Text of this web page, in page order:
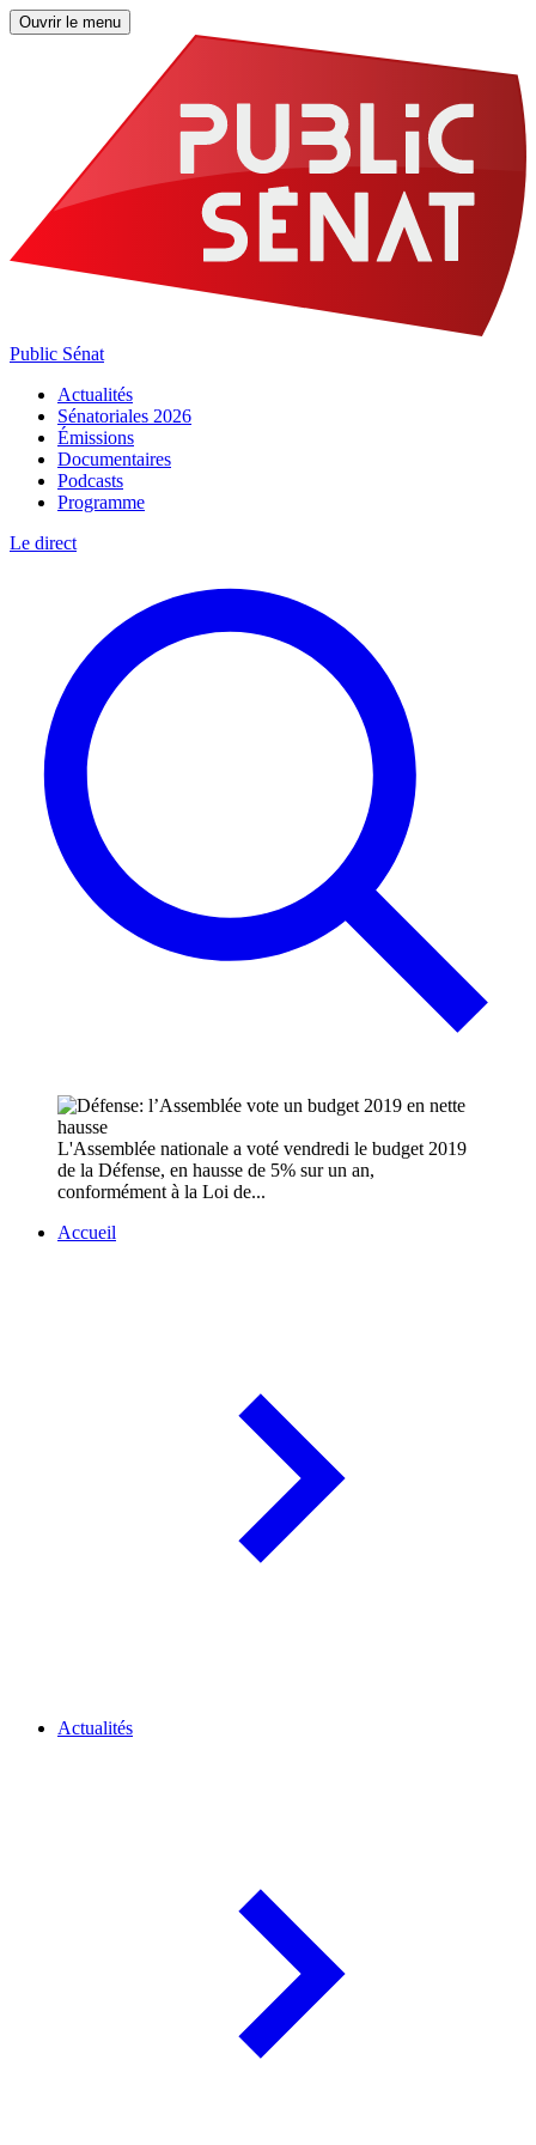
Ouvrir le menu
Public Sénat
Actualités
Sénatoriales 2026
Émissions
Documentaires
Podcasts
Programme
Le direct
L'Assemblée nationale a voté vendredi le budget 2019
de la Défense, en hausse de 5% sur un an,
conformément à la Loi de...
Accueil
Actualités